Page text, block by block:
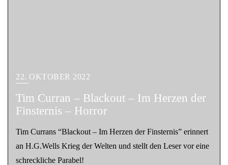
22. OKTOBER 2022
Tim Curran – Blackout – Im Herzen der
Finsternis – Horror
Tim Currans “Blackout – Im Herzen der Finsternis” erinnert
an H.G.Wells Krieg der Welten und stellt den Leser vor eine
schreckliche Parabel!